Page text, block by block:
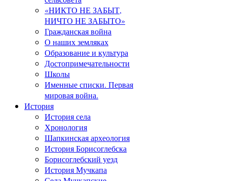
«НИКТО НЕ ЗАБЫТ,
НИЧТО НЕ ЗАБЫТО»
Гражданская война
О наших земляках
Образование и культура
Достопримечательности
Школы
Именные списки. Первая
мировая война.
История
История села
Хронология
Шапкинская археология
История Борисоглебска
Борисоглебский уезд
История Мучкапа